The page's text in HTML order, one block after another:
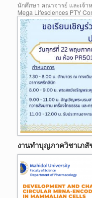
นักศึกษา คณาจารย์ และเจ้
Mega Lifesciences PTY
งานทำบุญภาควิชาเภสั